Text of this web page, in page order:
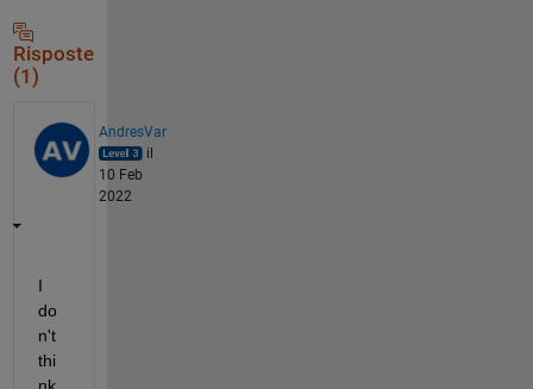
Risposte
(1)
AndresVar
il
10 Feb
2022
I
do
n't
thi